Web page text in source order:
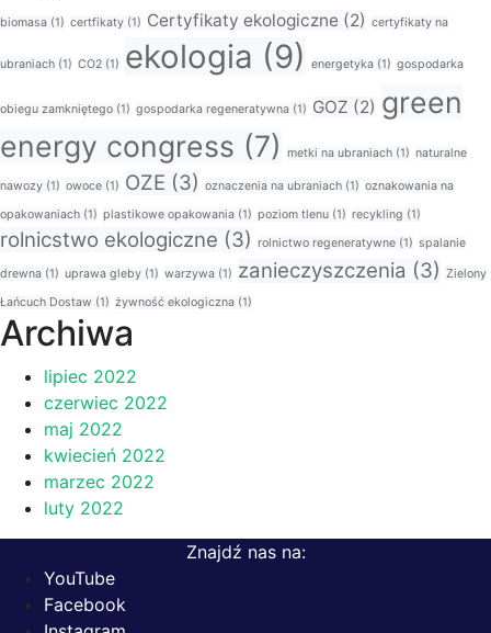
biomasa (1) certfikaty (1) Certyfikaty ekologiczne (2) certyfikaty na
ubraniach (1) CO2 (1) ekologia (9) energetyka (1) gospodarka
obiegu zamkniętego (1) gospodarka regeneratywna (1) GOZ (2) green
energy congress (7) metki na ubraniach (1) naturalne
nawozy (1) owoce (1) OZE (3) oznaczenia na ubraniach (1) oznakowania na
opakowaniach (1) plastikowe opakowania (1) poziom tlenu (1) recykling (1)
rolnicstwo ekologiczne (3) rolnictwo regeneratywne (1) spalanie
drewna (1) uprawa gleby (1) warzywa (1) zanieczyszczenia (3) Zielony
Łańcuch Dostaw (1) żywność ekologiczna (1)
Archiwa
lipiec 2022
czerwiec 2022
maj 2022
kwiecień 2022
marzec 2022
luty 2022
Znajdź nas na:
YouTube
Facebook